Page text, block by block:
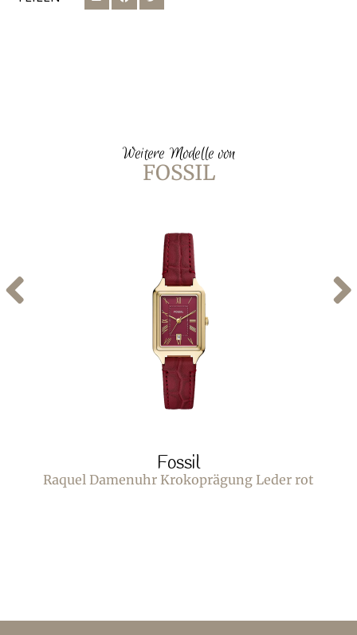
Weitere Modelle von
FOSSIL
Fossil
Raquel Damenuhr Krokoprägung Leder rot